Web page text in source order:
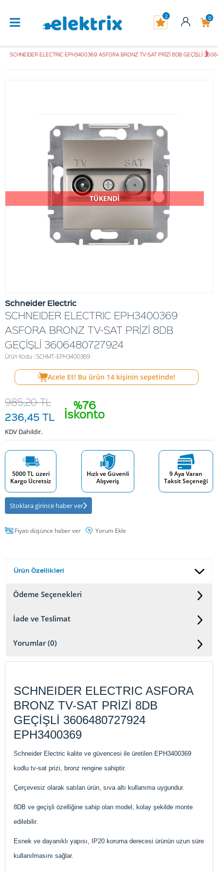
0
2
SCHNEIDER ELECTRIC EPH3400369 ASFORA BRONZ TV-SAT PRİZİ 8DB GEÇİŞLİ
TÜKENDİ
Schneider Electric
SCHNEIDER ELECTRIC EPH3400369
ASFORA BRONZ TV-SAT PRİZİ 8DB
GEÇİŞLİ 3606480727924
Ürün Kodu : SCHMT-EPH3400369
Acele Et! Bu ürün 14 kişinin sepetinde!
%76
İskonto
985,20TL
236,45 TL
KDV Dahildir.
5000 TL üzeri
Kargo Ücretsiz
Hızlı ve Güvenli
Alışveriş
9 Aya Varan
Taksit Seçeneği
Stoklara girince haber ver
Fiyatı düşünce haber ver Yorum Ekle
Ürün Özellikleri
Ödeme Seçenekleri
İade ve Teslimat
Yorumlar (0)
SCHNEIDER ELECTRIC ASFORA
BRONZ TV-SAT PRİZİ 8DB
GEÇİŞLİ 3606480727924
EPH3400369
Schneider Electric kalite ve güvencesi ile üretilen EPH3400369
kodlu tv-sat prizi, bronz rengine sahiptir.
Çerçevesiz olarak satılan ürün, sıva altı kullanıma uygundur.
8DB ve geçişli özelliğine sahip olan model, kolay şekilde monte
edilebilir.
Esnek ve dayanıklı yapısı, IP20 koruma derecesi ürünün uzun süre
kullanılmasını sağlar.